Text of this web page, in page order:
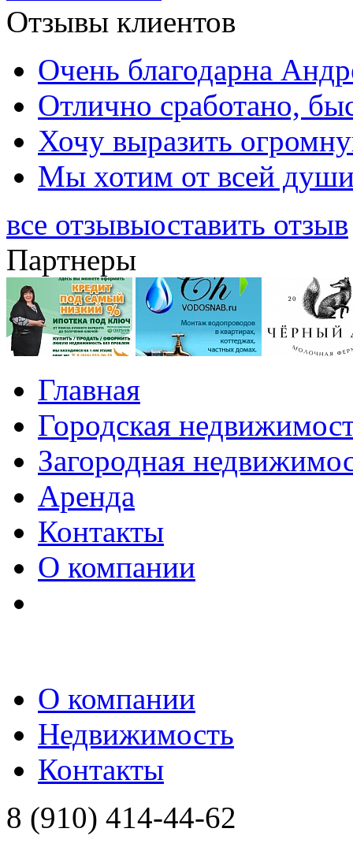
Отзывы клиентов
Очень благодарна
Отлично сработано,
Хочу выразить
Мы хотим от всей души
все отзывыоставить отзыв
Партнеры
Главная
Городская
Загородная
Аренда
Контакты
О компании
О компании
Недвижимость
Контакты
8 (910) 414-44-62